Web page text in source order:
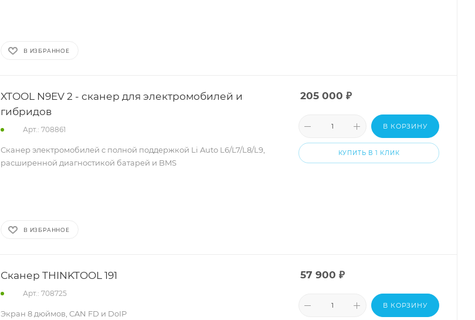
В ИЗБРАННОЕ
XTOOL N9EV 2 - сканер для электромобилей и
гибридов
Арт.: 708861
Сканер электромобилей с полной поддержкой Li Auto L6/L7/L8/L9,
расширенной диагностикой батарей и BMS
В ИЗБРАННОЕ
205 000 ₽
В КОРЗИНУ
КУПИТЬ В 1 КЛИК
Сканер THINKTOOL 191
Арт.: 708725
Экран 8 дюймов, CAN FD и DoIP
57 900 ₽
В КОРЗИНУ